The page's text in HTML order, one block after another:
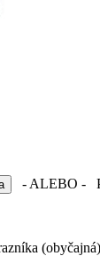
- ALEBO -
(obyčajná)